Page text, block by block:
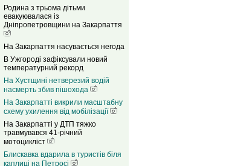
Родина з трьома дітьми
евакуювалася із
Дніпропетровщини на Закарпаття
На Закарпаття насувається негода
В Ужгороді зафіксували новий
температурний рекорд
На Хустщині нетверезий водій
насмерть збив пішохода
На Закарпатті викрили масштабну
схему ухилення від мобілізації
На Закарпатті у ДТП тяжко
травмувався 41-річний
мотоцикліст
Блискавка вдарила в туристів біля
каплиці на Петросі